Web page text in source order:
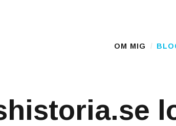
Main Menu
OM MIG